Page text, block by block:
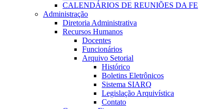
CALENDÁRIOS DE REUNIÕES DA FE
Administração
Diretoria Administrativa
Recursos Humanos
Docentes
Funcionários
Arquivo Setorial
Histórico
Boletins Eletrônicos
Sistema SIARQ
Legislação Arquivística
Contato